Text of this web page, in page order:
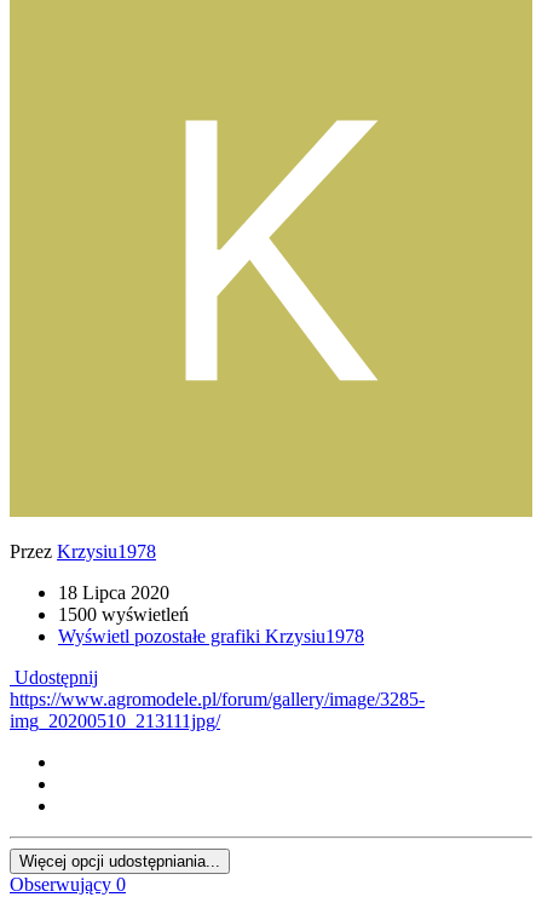
Przez Krzysiu1978
18 Lipca 2020
1500 wyświetleń
Wyświetl pozostałe grafiki Krzysiu1978
Udostępnij
https://www.agromodele.pl/forum/gallery/image/3285-
img_20200510_213111jpg/
Więcej opcji udostępniania...
Obserwujący 0